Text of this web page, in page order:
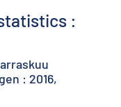
:
: 2016,